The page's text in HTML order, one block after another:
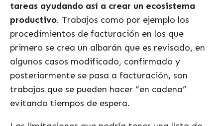
tareas ayudando así a crear un ecosistema
productivo. Trabajos como por ejemplo los
procedimientos de facturación en los que
primero se crea un albarán que es revisado, en
algunos casos modificado, confirmado y
posteriormente se pasa a facturación, son
trabajos que se pueden hacer “en cadena”
evitando tiempos de espera.